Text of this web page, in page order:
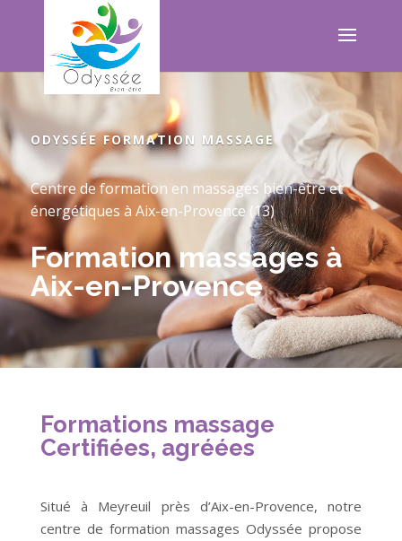
ODYSSÉE FORMATION MASSAGE
Centre de formation en massages bien-être et
énergétiques à Aix-en-Provence (13)
Formation massages à
Aix-en-Provence
Formations massage
Certifiées, agréées
Situé à Meyreuil près d’Aix-en-Provence, notre
centre de formation massages Odyssée propose